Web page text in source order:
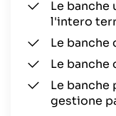
Le banche
l'intero
Le banche
Le banche
Le banche
gestione